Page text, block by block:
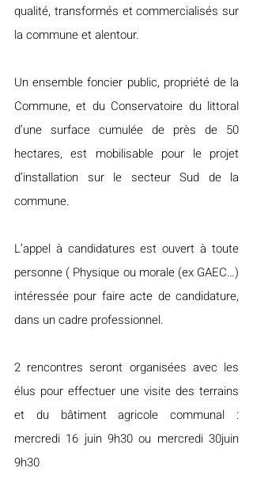
qualité, transformés et commercialisés sur
la commune et alentour.
Un ensemble foncier public, propriété de la
Commune, et du Conservatoire du littoral
d’une surface cumulée de près de 50
hectares, est mobilisable pour le projet
d’installation sur le secteur Sud de la
commune.
L’appel à candidatures est ouvert à toute
personne ( Physique ou morale (ex GAEC…)
intéressée pour faire acte de candidature,
dans un cadre professionnel.
2 rencontres seront organisées avec les
élus pour effectuer une visite des terrains
et du bâtiment agricole communal :
mercredi 16 juin 9h30 ou mercredi 30juin
9h30